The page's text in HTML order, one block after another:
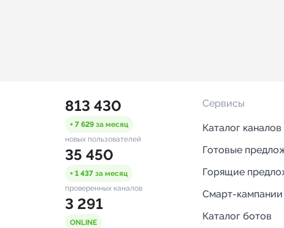
813 430
+ 7 629 за месяц
новых пользователей
35 450
+ 1 437 за месяц
проверенных каналов
3 291
ONLINE
Сервисы
Каталог каналов
Готовые
Горящие
Смарт-кампании
Каталог ботов